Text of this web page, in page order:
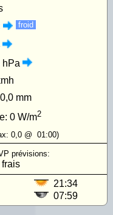
froid
hPa
0,0 mm
0 W/m2
0,0 @ 01:00)
prévisions:
frais
21:34
07:59